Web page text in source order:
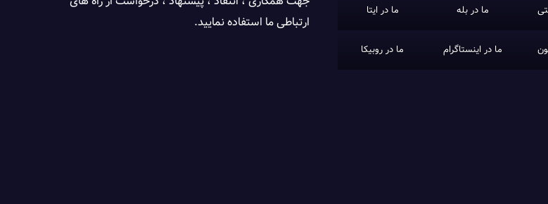
ما در بله ما در ایتا
ما در اینستاگرام ما در روبیکا
ارتباطی ما استفاده نمایید.